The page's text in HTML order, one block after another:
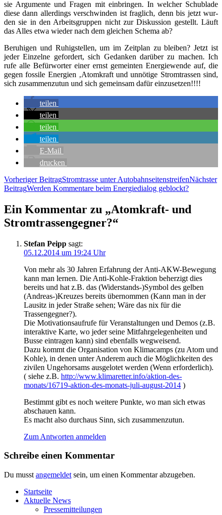
sie Argu­men­te und Fra­gen mit ein­brin­gen. In wel­cher Schub­la­de
die­se dann aller­dings ver­schwin­den ist frag­lich, denn bis jetzt wur­
den sie in den Arbeits­grup­pen nicht zur Dis­kus­si­on gestellt. Läuft
das Alles etwa wie­der nach dem glei­chen Sche­ma ab?
Beru­hi­gen und Ruhig­stel­len, um im Zeit­plan zu blei­ben? Jetzt ist
jeder Ein­zel­ne gefor­dert, sich Gedan­ken dar­über zu machen. Ich
rufe alle Befür­wor­ter einer ernst gemein­ten Ener­gie­wen­de auf, die
gegen fos­si­le Ener­gien ‚Atom­kraft und unnö­ti­ge Strom­tras­sen sind,
sich zusam­men­zu­tun und sich gemein­sam dafür einzusetzen!!!!
tei­len
tei­len
tei­len
tei­len
E‑Mail
dru­cken
Beitragsnavigation
Vorheriger BeitragStrom­tras­se unter AutobahnseitenstreifenNächster
BeitragWer­den Kom­men­ta­re beim Ener­gie­dia­log geblockt?
Ein Kommentar zu „Atom­kraft- und
Stromtrassengegner?“
Stefan Peipp sagt:
05.12.2014 um 19:24 Uhr
Von mehr als 30 Jah­ren Erfah­rung der Anti-AKW-Bewe­gung
kann man ler­nen. Die Anti-Koh­le-Frak­ti­on beher­zigt dies
bereits und hat z.B. das (Widerstands-)Symbol des gel­ben
(Andreas-)Kreuzes bereits über­nom­men (Kann man in der
Lau­sitz in jeder Stra­ße sehen; Wäre das nix für die
Trassengegner?).
Die Moti­va­ti­ons­auf­ru­fe für Ver­an­stal­tun­gen und Demos (z.B.
inter­ak­ti­ve Kar­te, wo jeder sei­ne Mit­fahr­ge­le­gen­hei­ten und
Bus­se ein­tra­gen kann) sind eben­falls wegweisend.
Dazu kommt die Orga­ni­sa­ti­on von Kli­ma­camps (zu Atom und
Koh­le), in denen unter Ande­rem auch die Mög­lich­kei­ten des
zivi­len Unge­hor­sams aus­ge­lo­tet wer­den (Wenn erforderlich).
( sie­he z.B. http://www.klimaretter.info/aktion-des-
monats/16719-aktion-des-monats-juli-august-2014 )
Bestimmt gibt es noch wei­te­re Punk­te, wo man sich etwas
abschau­en kann.
Es macht also durch­aus Sinn, sich zusammenzutun.
Zum Antworten anmelden
Schreibe einen Kommentar
Du musst angemeldet sein, um einen Kommentar abzugeben.
Start­sei­te
Aktu­el­le News
Pres­se­mit­tei­lun­gen